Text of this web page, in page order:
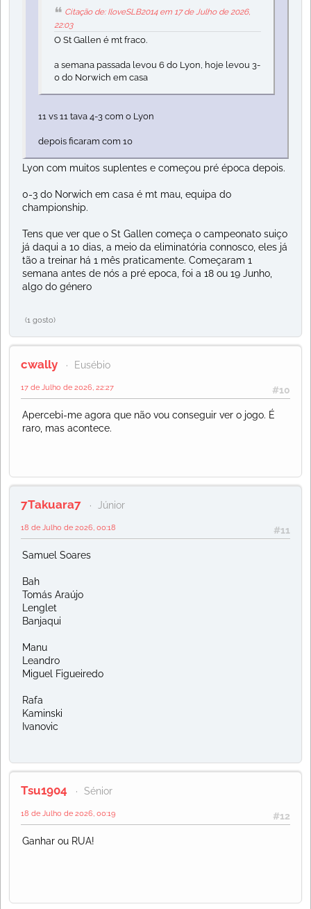
Citação de: IloveSLB2014 em 17 de Julho de 2026,
22:03
O St Gallen é mt fraco.
a semana passada levou 6 do Lyon, hoje levou 3-
0 do Norwich em casa
11 vs 11 tava 4-3 com o Lyon
depois ficaram com 10
Lyon com muitos suplentes e começou pré época depois.
0-3 do Norwich em casa é mt mau, equipa do
championship.
Tens que ver que o St Gallen começa o campeonato suiço
já daqui a 10 dias, a meio da eliminatória connosco, eles já
tão a treinar há 1 mês praticamente. Começaram 1
semana antes de nós a pré epoca, foi a 18 ou 19 Junho,
algo do género
(1 gosto)
cwally Eusébio
#10
17 de Julho de 2026, 22:27
Apercebi-me agora que não vou conseguir ver o jogo. É
raro, mas acontece.
7Takuara7 Júnior
#11
18 de Julho de 2026, 00:18
Samuel Soares
Bah
Tomás Araújo
Lenglet
Banjaqui
Manu
Leandro
Miguel Figueiredo
Rafa
Kaminski
Ivanovic
Tsu1904 Sénior
#12
18 de Julho de 2026, 00:19
Ganhar ou RUA!